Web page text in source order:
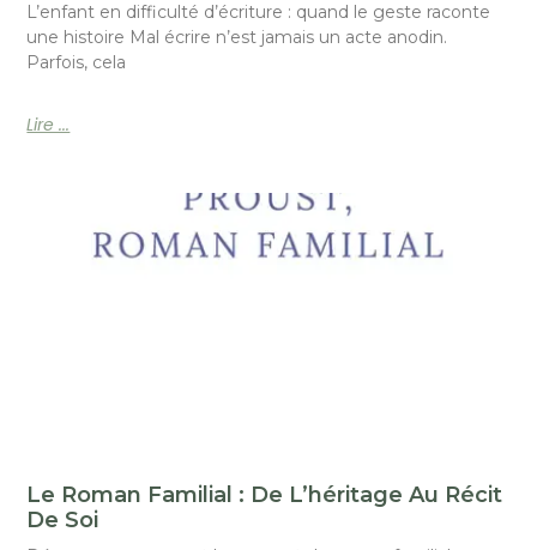
L’enfant en difficulté d’écriture : quand le geste raconte
une histoire Mal écrire n’est jamais un acte anodin.
Parfois, cela
Lire ...
Le Roman Familial : De L’héritage Au Récit
De Soi